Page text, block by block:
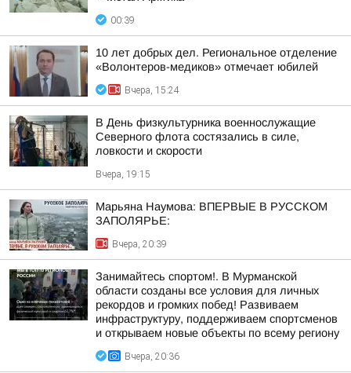
00:39
10 лет добрых дел. Региональное отделение
«Волонтеров-медиков» отмечает юбилей
Вчера, 15:24
В День физкультурника военнослужащие
Северного флота состязались в силе,
ловкости и скорости
Вчера, 19:15
Марьяна Наумова: ВПЕРВЫЕ В РУССКОМ
ЗАПОЛЯРЬЕ:
Вчера, 20:39
Занимайтесь спортом!. В Мурманской
области созданы все условия для личных
рекордов и громких побед! Развиваем
инфраструктуру, поддерживаем спортсменов
и открываем новые объекты по всему региону
Вчера, 20:36